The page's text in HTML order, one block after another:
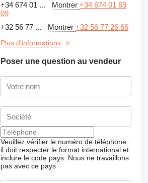
+34 674 01 ... Montrer+34 674 01 69
09
+32 56 77 ...
Montrer+32 56 77 26 66
Plus d'informations
Poser une question au vendeur
Veuillez vérifier le numéro de téléphone :
il doit respecter le format international et
inclure le code pays. Nous ne travaillons
pas avec ce pays